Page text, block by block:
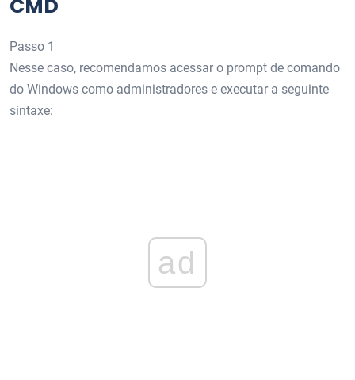
CMD
Passo 1
Nesse caso, recomendamos acessar o prompt de comando
do Windows como administradores e executar a seguinte
sintaxe:
ad